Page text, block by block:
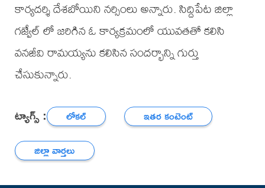
కార్యదర్శి దేశబోయిని నర్సింలు అన్నారు. సిద్దిపేట జిల్లా
గజ్వేల్ లో జరిగిన ఓ కార్యక్రమంలో యువతతో కలిసి
వనజీవి రామయ్యను కలిసిన సందర్భాన్ని గుర్తు
చేసుకున్నారు.
ట్యాగ్స్ : లోకల్
ఇతర కంటెంట్
జిల్లా వార్తలు